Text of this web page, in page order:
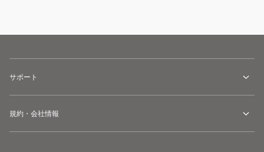
サポート
規約・会社情報